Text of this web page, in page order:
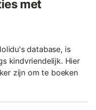
met
database, is
kindvriendelijk. Hier
zijn om te boeken